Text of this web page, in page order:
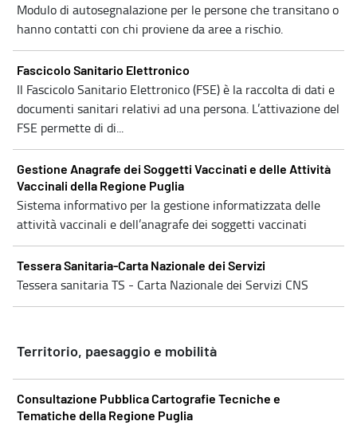
Modulo di autosegnalazione per le persone che transitano o
hanno contatti con chi proviene da aree a rischio.
Fascicolo Sanitario Elettronico
Il Fascicolo Sanitario Elettronico (FSE) è la raccolta di dati e
documenti sanitari relativi ad una persona. L’attivazione del
FSE permette di di...
Gestione Anagrafe dei Soggetti Vaccinati e delle Attività
Vaccinali della Regione Puglia
Sistema informativo per la gestione informatizzata delle
attività vaccinali e dell’anagrafe dei soggetti vaccinati
Tessera Sanitaria-Carta Nazionale dei Servizi
Tessera sanitaria TS - Carta Nazionale dei Servizi CNS
Territorio, paesaggio e mobilità
Consultazione Pubblica Cartografie Tecniche e
Tematiche della Regione Puglia